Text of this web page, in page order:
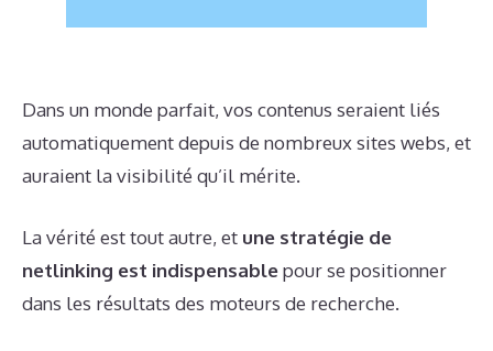
Dans un monde parfait, vos contenus seraient liés
automatiquement depuis de nombreux sites webs, et
auraient la visibilité qu’il mérite.
La vérité est tout autre, et une stratégie de
netlinking est indispensablepour se positionner
dans les résultats des moteurs de recherche.